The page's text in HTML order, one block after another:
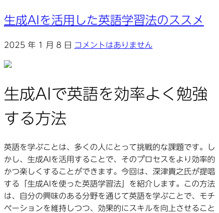
生成AIを活用した英語学習法のススメ
2025 年 1 月 8 日 コメントはありません
生成AIで英語を効率よく勉強
する方法
英語を学ぶことは、多くの人にとって挑戦的な課題です。し
かし、生成AIを活用することで、そのプロセスをより効率的
かつ楽しくすることができます。今回は、深津貴之氏が提唱
する「生成AIを使った英語学習法」を紹介します。この方法
は、自分の興味のある分野を通じて英語を学ぶことで、モチ
ベーションを維持しつつ、効果的にスキルを向上させること